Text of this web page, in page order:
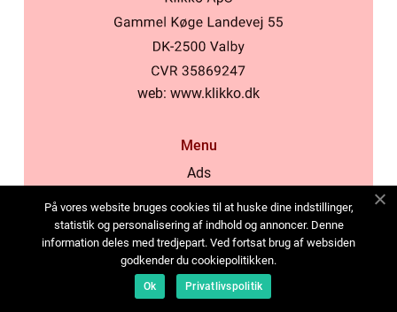
web: www.klikko.dk
Menu
Ads
Cookies
Contact
Sitemap
På vores website bruges cookies til at huske dine indstillinger,
statistik og personalisering af indhold og annoncer. Denne
information deles med tredjepart. Ved fortsat brug af websiden
godkender du cookiepolitikken.
Ok Privatlivspolitik